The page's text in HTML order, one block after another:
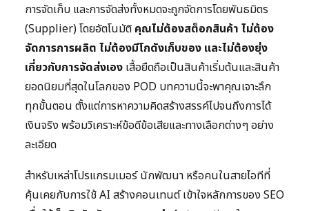
การจัดเก็บ และการจัดส่งทั้งหมดจะถูกจัดการโดยพันธมิตร
(Supplier) โดยอัตโนมัติ คุณไม่ต้องสต็อกสินค้า ไม่ต้อง
จัดการการผลิต ไม่ต้องมีโกดังเก็บของ และไม่ต้องยุ่ง
เกี่ยวกับการจัดส่งเอง เสื้อยืดถือเป็นสินค้าเริ่มต้นและสินค้า
ยอดนิยมที่สุดในโลกของ POD บทความนี้จะพาคุณเจาะลึก
ทุกขั้นตอน ตั้งแต่การหาความคิดสร้างสรรค์ไปจนถึงการได้
เงินจริง พร้อมวิเคราะห์ข้อดีข้อเสียและทางเลือกต่างๆ อย่าง
ละเอียด
สำหรับเหล่าโปรแกรมเมอร์ นักพัฒนา หรือคนในสายไอทีที่
คุ้นเคยกับการใช้ AI สร้างคอนเทนต์ เข้าใจหลักการของ SEO